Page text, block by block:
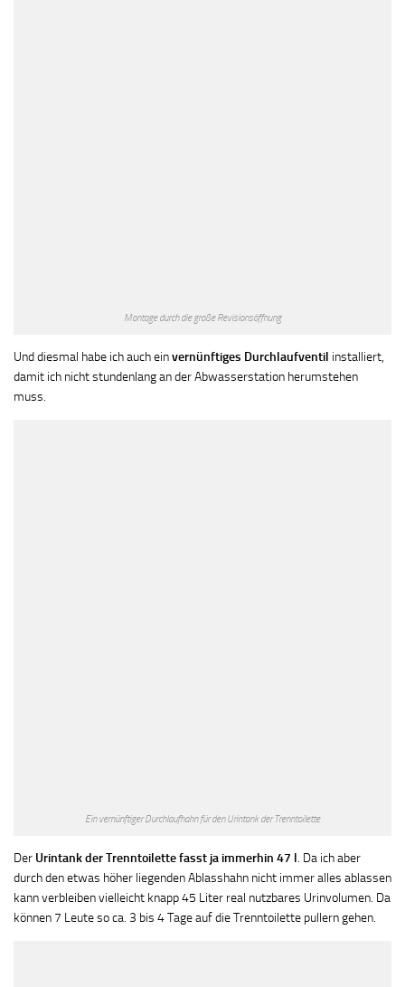
Montage durch die große Revisionsöffnung
Und diesmal habe ich auch einvernünftiges Durchlaufventil installiert,
damit ich nicht stundenlang an der Abwasserstation herumstehen
muss.
Ein vernünftiger Durchlaufhahn für den Urintank der Trenntoilette
Der Urintank der Trenntoilette fasst ja immerhin 47 l. Da ich aber
durch den etwas höher liegenden Ablasshahn nicht immer alles ablassen
kann verbleiben vielleicht knapp 45 Liter real nutzbares Urinvolumen. Da
können 7 Leute so ca. 3 bis 4 Tage auf die Trenntoilette pullern gehen.